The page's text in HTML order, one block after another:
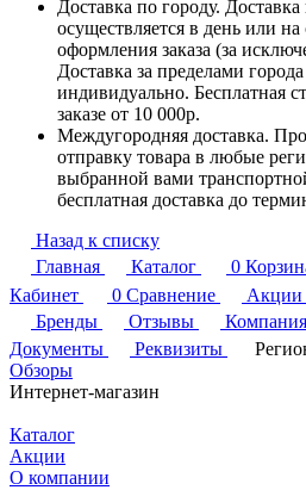
Доставка по городу. Доставка
осуществляется в день или
оформления заказа (за
Доставка за пределами
индивидуально. Бесплатная
заказе от 10 000р.
Междугородняя доставка.
отправку товара в любые
выбранной вами
бесплатная доставка до
Назад к списку
Главная
Каталог 0
Кабинет
0 Сравнение Акции
Бренды
Отзывы Компания
Документы
Реквизиты
Обзоры
Интернет-магазин
Каталог
Акции
О компании